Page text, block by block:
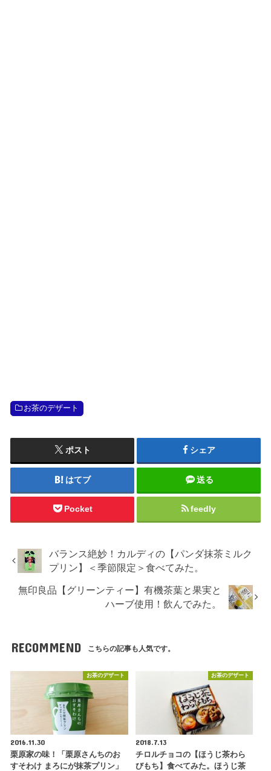
お茶のデザート
ポスト シェア
はてブ 送る
Pocket feedly
バランス絶妙！カルディの【パンダ抹茶ミルク
プリン】＜季節限定＞食べてみた。
無印良品【グリーンティー】有機茶葉と果実と
ハーブ使用！飲んでみた。
RECOMMEND こちらの記事も人気です。
お茶のデザート
2016.11.30
栗原家の味！「栗原さんちのお
すそわけ まろにが抹茶プリン」
お茶のデザート
2018.7.13
チロルチョコの【ほうじ茶わら
びもち】食べてみた。ほうじ茶